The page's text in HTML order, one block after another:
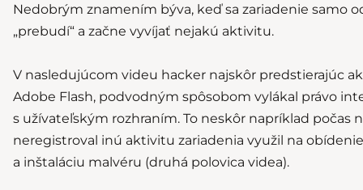
Nedobrým znamením býva, keď sa zariadenie samo
„prebudí“ a začne vyvíjať nejakú aktivitu.
V nasledujúcom videu hacker najskôr predstierajúc
Adobe Flash, podvodným spôsobom vylákal právo
s užívateľským rozhraním. To neskôr napríklad počas
neregistroval inú aktivitu zariadenia využil na
a inštaláciu malvéru (druhá polovica videa).